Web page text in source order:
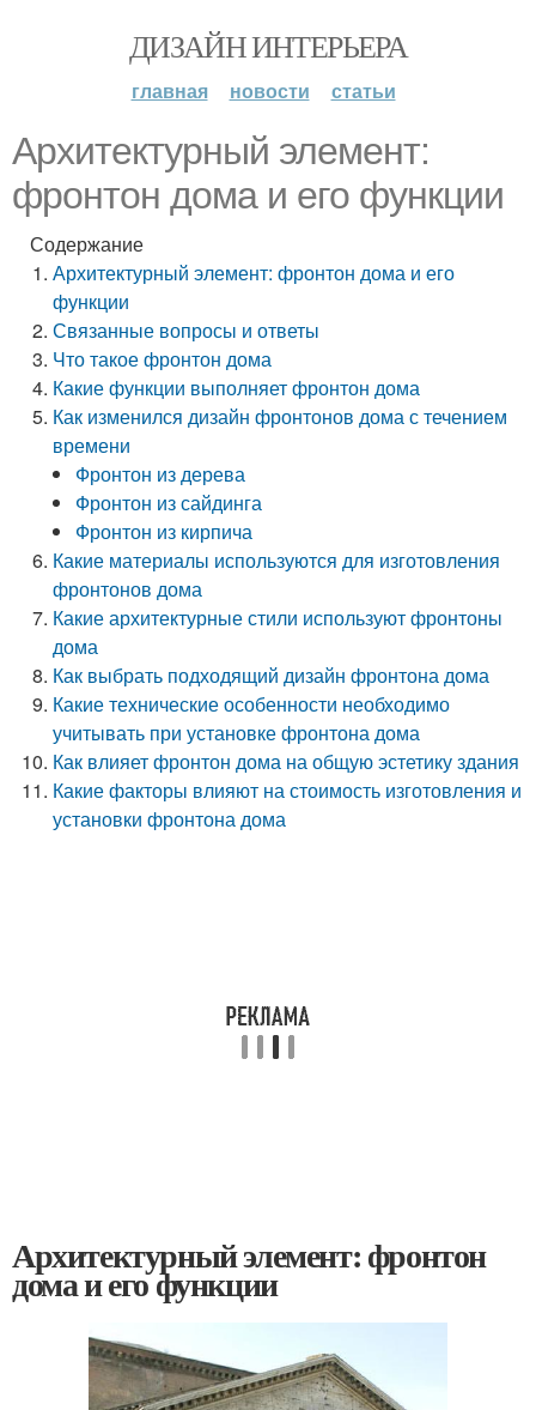
ДИЗАЙН ИНТЕРЬЕРА
главная новости статьи
Архитектурный элемент:
фронтон дома и его функции
Содержание
Архитектурный элемент: фронтон дома и его
функции
Связанные вопросы и ответы
Что такое фронтон дома
Какие функции выполняет фронтон дома
Как изменился дизайн фронтонов дома с течением
времени
Фронтон из дерева
Фронтон из сайдинга
Фронтон из кирпича
Какие материалы используются для изготовления
фронтонов дома
Какие архитектурные стили используют фронтоны
дома
Как выбрать подходящий дизайн фронтона дома
Какие технические особенности необходимо
учитывать при установке фронтона дома
Как влияет фронтон дома на общую эстетику здания
Какие факторы влияют на стоимость изготовления и
установки фронтона дома
Архитектурный элемент: фронтон
дома и его функции